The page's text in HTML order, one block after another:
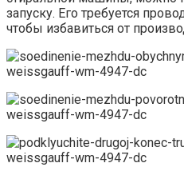
запуску. Его требуется
чтобы избавиться от